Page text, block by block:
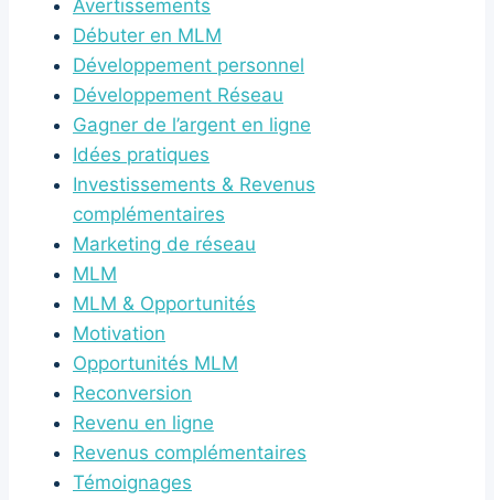
Avertissements
Débuter en MLM
Développement personnel
Développement Réseau
Gagner de l’argent en ligne
Idées pratiques
Investissements & Revenus
complémentaires
Marketing de réseau
MLM
MLM & Opportunités
Motivation
Opportunités MLM
Reconversion
Revenu en ligne
Revenus complémentaires
Témoignages